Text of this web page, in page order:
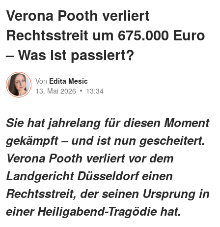
Verona Pooth verliert
Rechtsstreit um 675.000 Euro
– Was ist passiert?
Von Edita Mesic
13. Mai 2026
13:34
Sie hat jahrelang für diesen Moment
gekämpft – und ist nun gescheitert.
Verona Pooth verliert vor dem
Landgericht Düsseldorf einen
Rechtsstreit, der seinen Ursprung in
einer Heiligabend-Tragödie hat.